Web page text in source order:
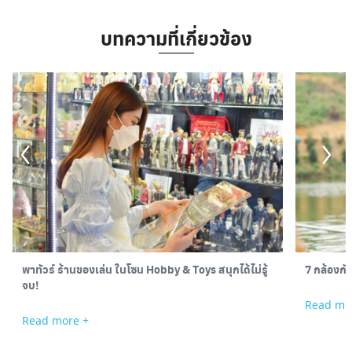
บทความที่เกี่ยวข้อง
พาทัวร์ ร้านของเล่น ในโซน Hobby & Toys สนุกได้ไม่รู้
จบ!
Read more +
7 กล้องกั
Read